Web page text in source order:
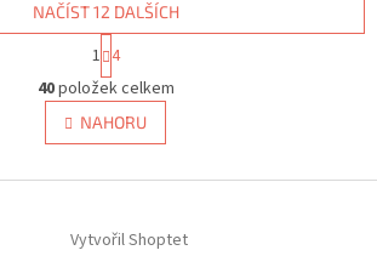
O
v
l
á
í
NAČÍST 12 DALŠÍCH
S
t
r
á
n
k
v
n
í
1 4
40položek celkem
NAHORU
Vytvořil Shoptet